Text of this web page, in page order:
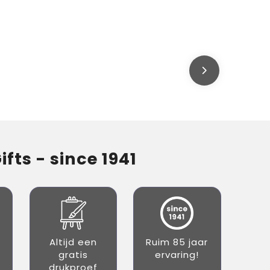
- since 1941
Altijd een
gratis
drukproef
Ruim 85 jaar
ervaring!